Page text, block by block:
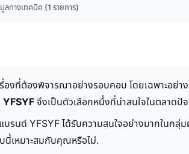
ลทางเทคนิค (1 รายการ)
องที่ต้องพิจารณาอย่างรอบคอบ โดยเฉพาะอย่
YFSYFจึงเป็นตัวเลือกหนึ่งที่น่าสนใจในตลาดปั
นด์ YFSYF ได้รับความสนใจอย่างมากในกลุ่ม
นี้เหมาะสมกับคุณหรือไม่.